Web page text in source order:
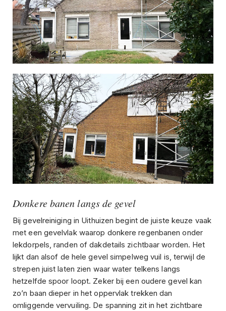
Donkere banen langs de gevel
Bij gevelreiniging in Uithuizen begint de juiste keuze vaak
met een gevelvlak waarop donkere regenbanen onder
lekdorpels, randen of dakdetails zichtbaar worden. Het
lijkt dan alsof de hele gevel simpelweg vuil is, terwijl de
strepen juist laten zien waar water telkens langs
hetzelfde spoor loopt. Zeker bij een oudere gevel kan
zo’n baan dieper in het oppervlak trekken dan
omliggende vervuiling. De spanning zit in het zichtbare